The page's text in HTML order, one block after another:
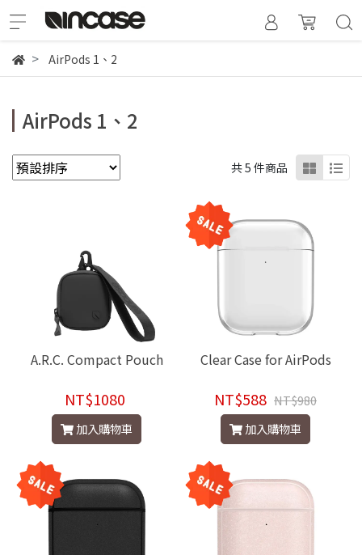
AirPods 1、2
AirPods 1、2
共 5 件商品
A.R.C. Compact Pouch
NT$1080
加入購物車
Clear Case for AirPods
NT$588 NT$980
加入購物車